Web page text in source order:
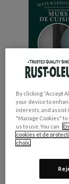
GROUPE DE
COLLECTION
Mate
By clicking “Accept
your device to
interests, and assist
"Manage Cookies"
us to use. You can
cookies et de
choix.